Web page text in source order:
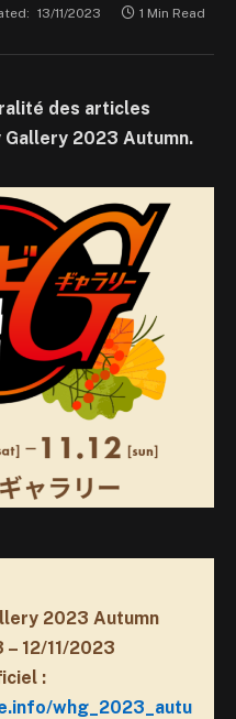
13/11/2023 1 Min Read
des articles
Gallery 2023 Autumn.
2023 Autumn
– 12/11/2023
:
whg_2023_autu